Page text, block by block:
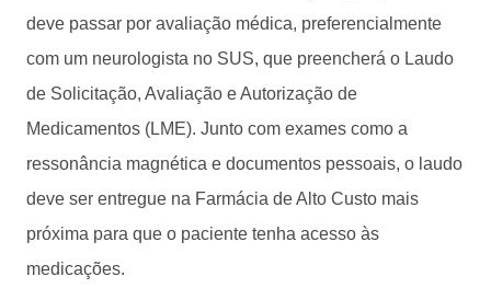
deve passar por avaliação médica, preferencialmente
com um neurologista no SUS, que preencherá o Laudo
de Solicitação, Avaliação e Autorização de
Medicamentos (LME). Junto com exames como a
ressonância magnética e documentos pessoais, o laudo
deve ser entregue na Farmácia de Alto Custo mais
próxima para que o paciente tenha acesso às
medicações.